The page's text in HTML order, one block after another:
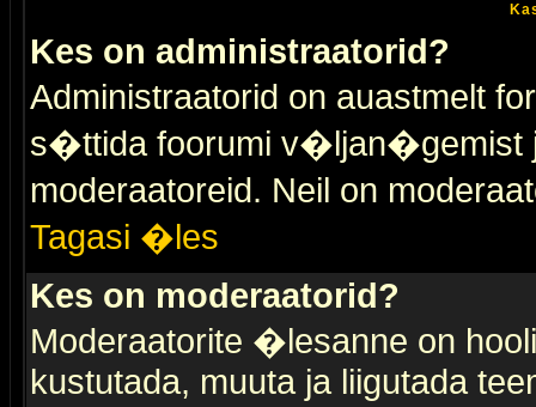
Kes on administraatorid?
Administraatorid on auastmelt
s�ttida foorumi v�ljan�gemist
moderaatoreid. Neil on
Tagasi �les
Kes on moderaatorid?
Moderaatorite �lesanne on
kustutada, muuta ja liigutada